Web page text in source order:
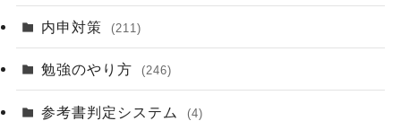
内申対策 (211)
勉強のやり方 (246)
参考書判定システム (4)